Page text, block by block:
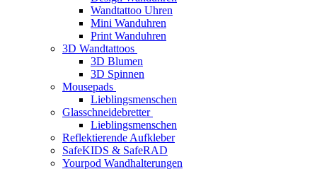
Wandtattoo Uhren
Mini Wanduhren
Print Wanduhren
3D Wandtattoos
3D Blumen
3D Spinnen
Mousepads
Lieblingsmenschen
Glasschneidebretter
Lieblingsmenschen
Reflektierende Aufkleber
SafeKIDS & SafeRAD
Yourpod Wandhalterungen